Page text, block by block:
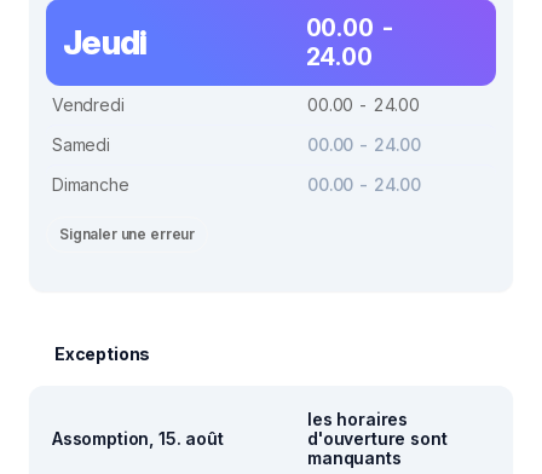
Jeudi
00.00 -
24.00
Vendredi
00.00 - 24.00
Samedi
00.00 - 24.00
Dimanche
00.00 - 24.00
Signaler une erreur
Exceptions
Assomption, 15. août
les horaires
d'ouverture sont
manquants